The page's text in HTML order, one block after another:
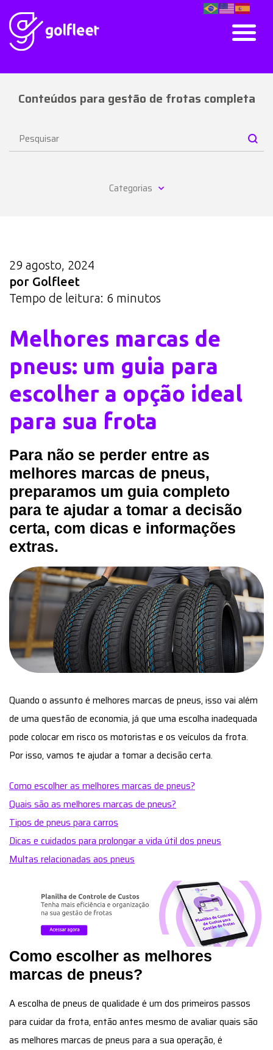
Conteúdos para gestão de frotas completa
Categorias
29 agosto, 2024
por Golfleet
Tempo de leitura: 6 minutos
Melhores marcas de
pneus: um guia para
escolher a opção ideal
para sua frota
Para não se perder entre as
melhores marcas de pneus,
preparamos um guia completo
para te ajudar a tomar a decisão
certa, com dicas e informações
extras.
Quando o assunto é melhores marcas de pneus, isso vai além
de uma questão de economia, já que uma escolha inadequada
pode colocar em risco os motoristas e os veículos da frota.
Por isso, vamos te ajudar a tomar a decisão certa.
Como escolher as melhores marcas de pneus?
Quais são as melhores marcas de pneus?
Tipos de pneus para carros
Dicas e cuidados para prolongar a vida útil dos pneus
Multas relacionadas aos pneus
Como escolher as melhores
marcas de pneus?
A escolha de pneus de qualidade é um dos primeiros passos
para cuidar da frota, então antes mesmo de avaliar quais são
as melhores marcas de pneus para a sua operação, é